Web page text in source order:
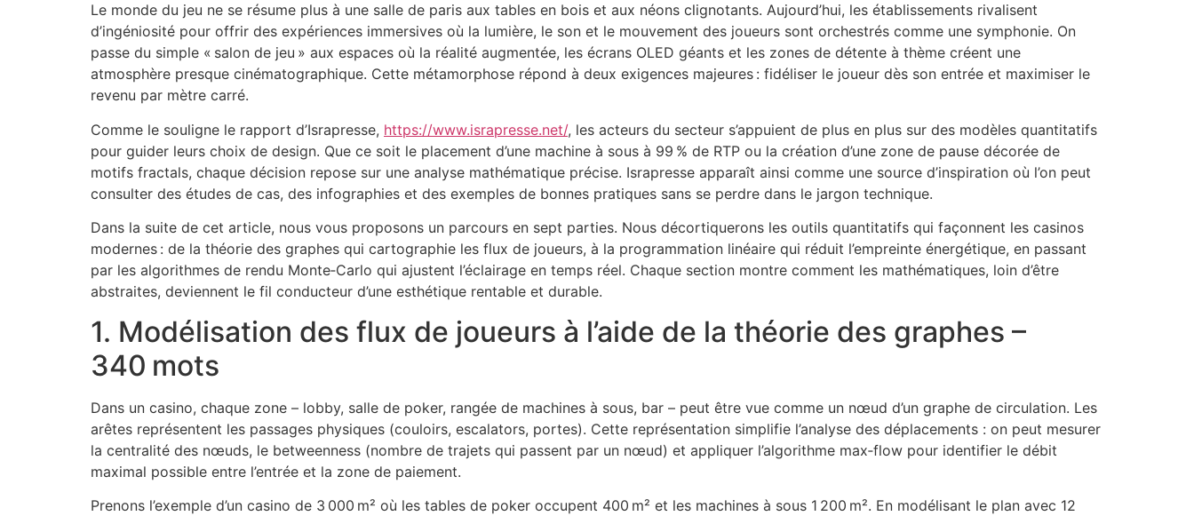
Le monde du jeu ne se résume plus à une salle de paris aux tables en bois et aux néons clignotants. Aujourd’hui, les établissements rivalisent
d’ingéniosité pour offrir des expériences immersives où la lumière, le son et le mouvement des joueurs sont orchestrés comme une symphonie. On
passe du simple « salon de jeu » aux espaces où la réalité augmentée, les écrans OLED géants et les zones de détente à thème créent une
atmosphère presque cinématographique. Cette métamorphose répond à deux exigences majeures : fidéliser le joueur dès son entrée et maximiser le
revenu par mètre carré.
Comme le souligne le rapport d’Israpresse, https://www.israpresse.net/, les acteurs du secteur s’appuient de plus en plus sur des modèles quantitatifs
pour guider leurs choix de design. Que ce soit le placement d’une machine à sous à 99 % de RTP ou la création d’une zone de pause décorée de
motifs fractals, chaque décision repose sur une analyse mathématique précise. Israpresse apparaît ainsi comme une source d’inspiration où l’on peut
consulter des études de cas, des infographies et des exemples de bonnes pratiques sans se perdre dans le jargon technique.
Dans la suite de cet article, nous vous proposons un parcours en sept parties. Nous décortiquerons les outils quantitatifs qui façonnent les casinos
modernes : de la théorie des graphes qui cartographie les flux de joueurs, à la programmation linéaire qui réduit l’empreinte énergétique, en passant
par les algorithmes de rendu Monte‑Carlo qui ajustent l’éclairage en temps réel. Chaque section montre comment les mathématiques, loin d’être
abstraites, deviennent le fil conducteur d’une esthétique rentable et durable.
1. Modélisation des flux de joueurs à l’aide de la théorie des graphes –
340 mots
Dans un casino, chaque zone – lobby, salle de poker, rangée de machines à sous, bar – peut être vue comme un nœud d’un graphe de circulation. Les
arêtes représentent les passages physiques (couloirs, escalators, portes). Cette représentation simplifie l’analyse des déplacements : on peut mesurer
la centralité des nœuds, le betweenness (nombre de trajets qui passent par un nœud) et appliquer l’algorithme max‑flow pour identifier le débit
maximal possible entre l’entrée et la zone de paiement.
Prenons l’exemple d’un casino de 3 000 m² où les tables de poker occupent 400 m² et les machines à sous 1 200 m². En modélisant le plan avec 12